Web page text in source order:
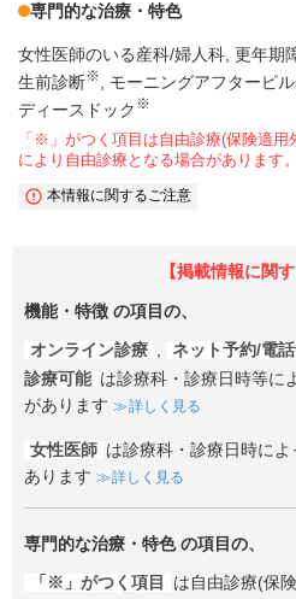
専門的な治療・特色
女性医師のいる産科/婦人科 更年期
生前診断※ モーニングアフターピ
ディースドック ※
「※」がつく項目は自由診療(保険適
により自由診療となる場合があります。
本情報に関するご注意
【掲載情報に関
機能・特徴 の項目の、
オンライン診療 , ネット予約/電
診療可能 は診療科・診療日時等に
があります
詳しく見る
女性医師 は診療科・診療日時に
あります
詳しく見る
専門的な治療・特色の項目の、
「※」がつく項目
は自由診療(保